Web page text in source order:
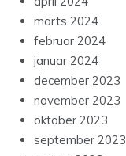
marts 2024
februar 2024
januar 2024
december 2023
november 2023
oktober 2023
september 2023